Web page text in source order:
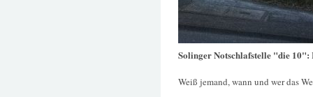
Solinger Notschlafstelle "die 10":
Weiß jemand, wann und wer das